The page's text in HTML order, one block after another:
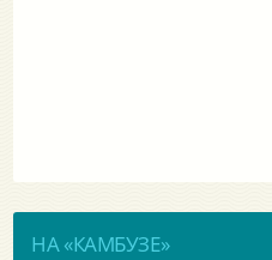
НА «КАМБУЗЕ»